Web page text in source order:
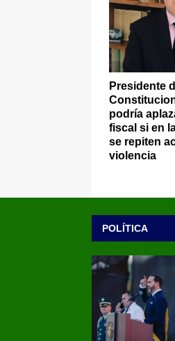
Presidente
podría
fiscal si en
se repiten
violencia
POLÍTICA